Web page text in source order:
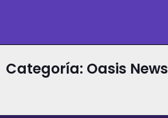
Categoría: Oasis News